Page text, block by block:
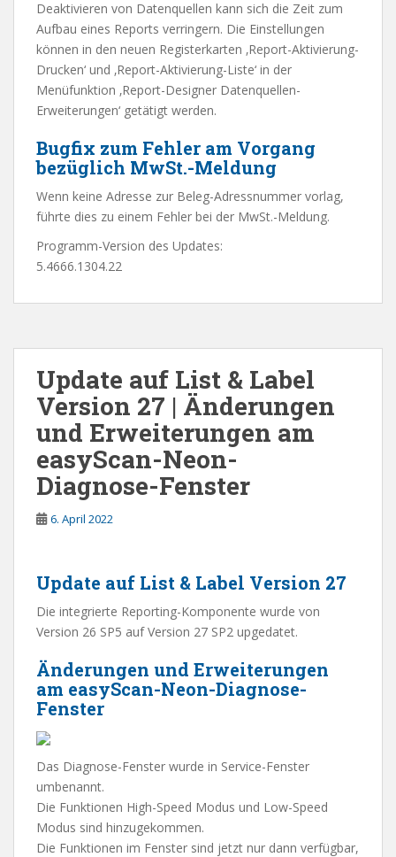
Deaktivieren von Datenquellen kann sich die Zeit zum
Aufbau eines Reports verringern. Die Einstellungen
können in den neuen Registerkarten ‚Report-Aktivierung-
Drucken‘ und ‚Report-Aktivierung-Liste‘ in der
Menüfunktion ‚Report-Designer Datenquellen-
Erweiterungen‘ getätigt werden.
Bugfix zum Fehler am Vorgang
bezüglich MwSt.-Meldung
Wenn keine Adresse zur Beleg-Adressnummer vorlag,
führte dies zu einem Fehler bei der MwSt.-Meldung.
Programm-Version des Updates:
5.4666.1304.22
Update auf List & Label
Version 27 | Änderungen
und Erweiterungen am
easyScan-Neon-
Diagnose-Fenster
6. April 2022
Update auf List & Label Version 27
Die integrierte Reporting-Komponente wurde von
Version 26 SP5 auf Version 27 SP2 upgedatet.
Änderungen und Erweiterungen
am easyScan-Neon-Diagnose-
Fenster
Das Diagnose-Fenster wurde in Service-Fenster
umbenannt.
Die Funktionen High-Speed Modus und Low-Speed
Modus sind hinzugekommen.
Die Funktionen im Fenster sind jetzt nur dann verfügbar,